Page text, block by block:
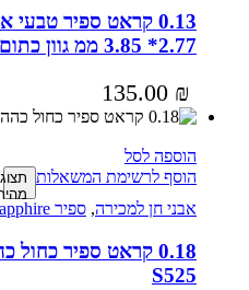
0.13 קראט ספיר
2.77* 3.85 ממ גוון כתום מהמם S660
135.00 ₪
הוספה לסל
הוסף לרשימת המשאלות
אבני חן למכירה, ספיר Sapphire
S525